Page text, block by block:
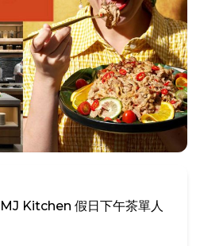
MJ Kitchen 假日下午茶單人